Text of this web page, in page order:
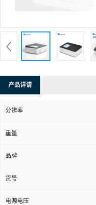
产品详请
分辨率
重量
品牌
货号
电源电压